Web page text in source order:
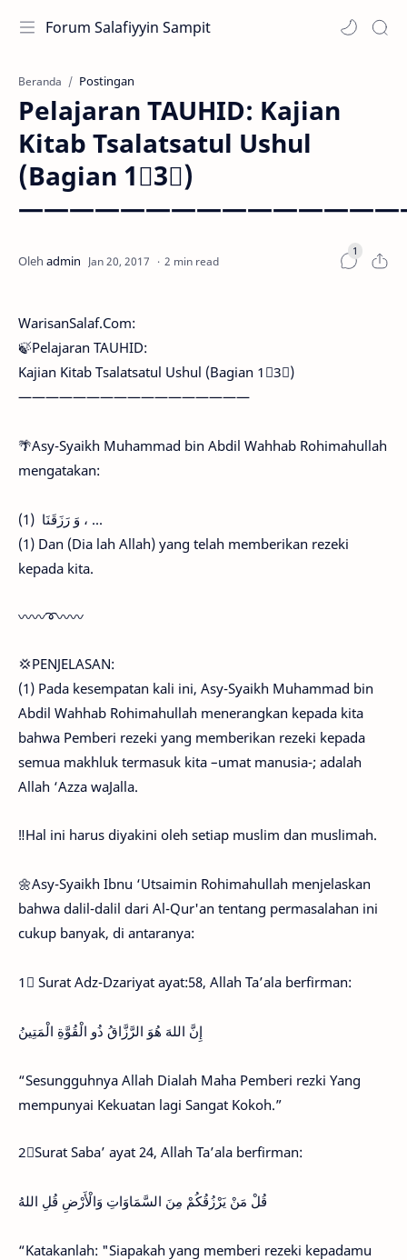
Forum Salafiyyin Sampit
Beranda Postingan
Pelajaran TAUHID: Kajian
Kitab Tsalatsatul Ushul
(Bagian 1⃣3⃣)
2 min read
WarisanSalaf.Com:
🍃Pelajaran TAUHID:
Kajian Kitab Tsalatsatul Ushul (Bagian 1⃣3⃣)
—————————————————
🌴Asy-Syaikh Muhammad bin Abdil Wahhab Rohimahullah
mengatakan:
وَ رَزَقَنَا (1) ، ...
(1) Dan (Dia lah Allah) yang telah memberikan rezeki
kepada kita.
〰〰➰〰〰
💢PENJELASAN:
(1) Pada kesempatan kali ini, Asy-Syaikh Muhammad bin
Abdil Wahhab Rohimahullah menerangkan kepada kita
bahwa Pemberi rezeki yang memberikan rezeki kepada
semua makhluk termasuk kita –umat manusia-; adalah
Allah ‘Azza waJalla.
‼️Hal ini harus diyakini oleh setiap muslim dan muslimah.
🌼Asy-Syaikh Ibnu ‘Utsaimin Rohimahullah menjelaskan
bahwa dalil-dalil dari Al-Qur'an tentang permasalahan ini
cukup banyak, di antaranya:
1⃣ Surat Adz-Dzariyat ayat:58, Allah Ta’ala berfirman:
إِنَّ اللهَ هُوَ الرَّزَّاقُ ذُو الْقُوَّةِ الْمَتِينُ
“Sesungguhnya Allah Dialah Maha Pemberi rezki Yang
mempunyai Kekuatan lagi Sangat Kokoh.”
2⃣Surat Saba’ ayat 24, Allah Ta’ala berfirman:
قُلْ مَنْ يَرْزُقُكُمْ مِنَ السَّمَاوَاتِ وَالْأَرْضِ قُلِ اللهُ
“Katakanlah: "Siapakah yang memberi rezeki kepadamu